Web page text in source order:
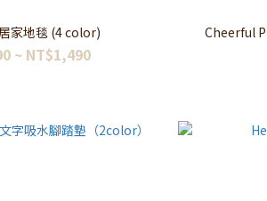
韓式氛圍居家地毯 (4 color)
~ NT$1,490
Cheerful